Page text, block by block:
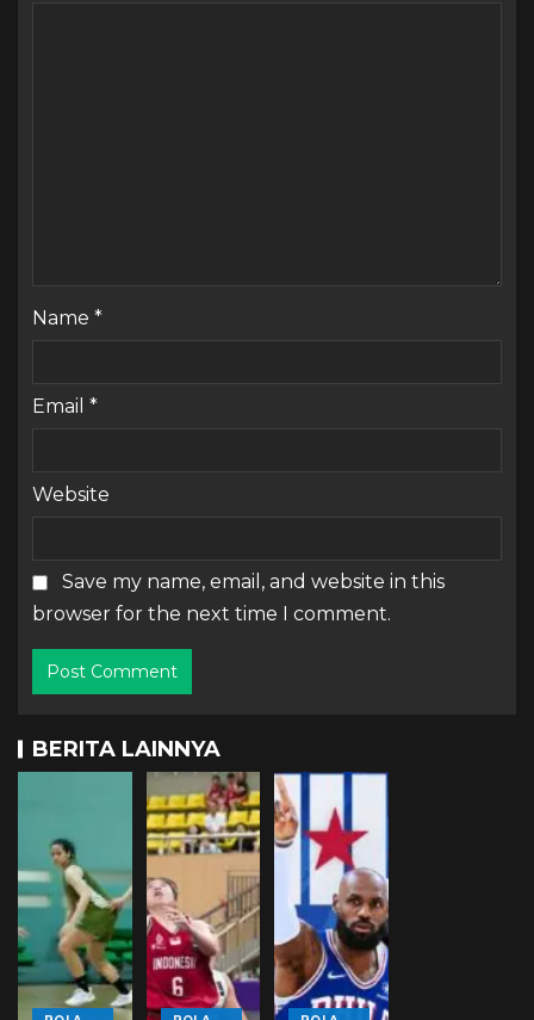
Name *
Email *
Website
Save my name, email, and website in this
browser for the next time I comment.
BERITA LAINNYA